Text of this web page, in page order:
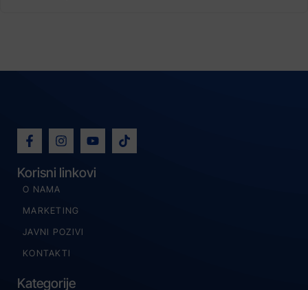
Korisni linkovi
O NAMA
MARKETING
JAVNI POZIVI
KONTAKTI
Kategorije